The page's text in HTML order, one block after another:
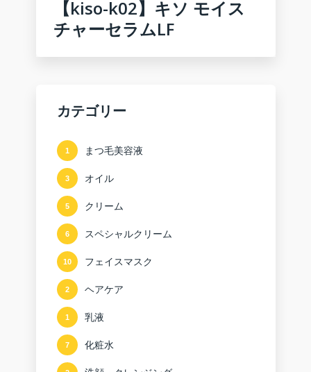
【kiso-k02】キソ モイス
チャーセラムLF
カテゴリー
まつ毛美容液
1
オイル
3
クリーム
5
スペシャルクリーム
6
フェイスマスク
10
ヘアケア
2
乳液
1
化粧水
7